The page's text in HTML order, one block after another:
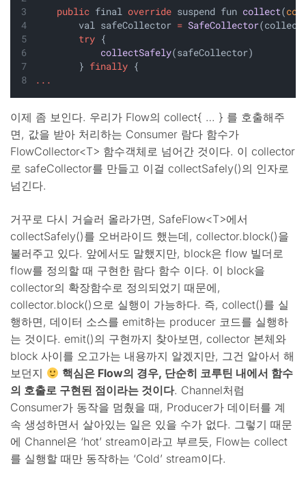
public final override suspend fun collect(
        val safeCollector
= SafeCollector
try {
collectSafely(safeCollector)
        }
finally {
...
이제 좀 보인다. 우리가 Flow의 collect{ … } 를 호출해주
면, 값을 받아 처리하는 Consumer 람다 함수가
FlowCollector<T> 함수객체로 넘어간 것이다. 이 collector
로 safeCollector를 만들고 이걸 collectSafely()의 인자로
넘긴다.
거꾸로 다시 거슬러 올라가면, SafeFlow<T>에서
collectSafely()를 오버라이드 했는데, collector.block()을
불러주고 있다. 앞에서도 말했지만, block은 flow 빌더로
flow를 정의할 때 구현한 람다 함수 이다. 이 block을
collector의 확장함수로 정의되었기 때문에,
collector.block()으로 실행이 가능하다. 즉, collect()를 실
행하면, 데이터 소스를 emit하는 producer 코드를 실행하
는 것이다. emit()의 구현까지 찾아보면, collector 본체와
block 사이를 오고가는 내용까지 알겠지만, 그건 알아서 해
보던지
핵심은 Flow의 경우, 단순히 코루틴 내에서 함수
의 호출로 구현된 점이라는 것이다. Channel처럼
Consumer가 동작을 멈췄을 때, Producer가 데이터를 계
속 생성하면서 살아있는 일은 있을 수가 없다. 그렇기 때문
에 Channel은 ‘hot’ stream이라고 부르듯, Flow는 collect
를 실행할 때만 동작하는 ‘Cold’ stream이다.